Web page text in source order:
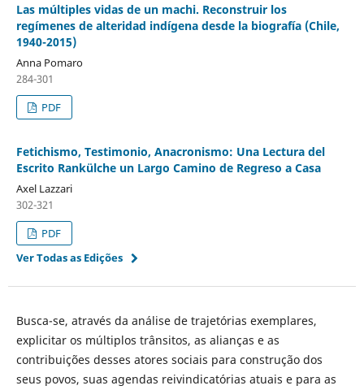
Las múltiples vidas de un machi. Reconstruir los
regímenes de alteridad indígena desde la biografía (Chile,
1940-2015)
Anna Pomaro
284-301
PDF
Fetichismo, Testimonio, Anacronismo: Una Lectura del
Escrito Rankülche un Largo Camino de Regreso a Casa
Axel Lazzari
302-321
PDF
Ver Todas as Edições
Busca-se, através da análise de trajetórias exemplares,
explicitar os múltiplos trânsitos, as alianças e as
contribuições desses atores sociais para construção dos
seus povos, suas agendas reivindicatórias atuais e para as